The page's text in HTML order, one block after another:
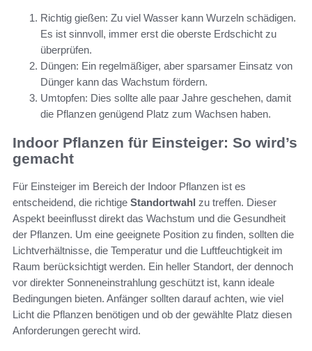
Richtig gießen: Zu viel Wasser kann Wurzeln schädigen.
Es ist sinnvoll, immer erst die oberste Erdschicht zu
überprüfen.
Düngen: Ein regelmäßiger, aber sparsamer Einsatz von
Dünger kann das Wachstum fördern.
Umtopfen: Dies sollte alle paar Jahre geschehen, damit
die Pflanzen genügend Platz zum Wachsen haben.
Indoor Pflanzen für Einsteiger: So wird’s
gemacht
Für Einsteiger im Bereich der Indoor Pflanzen ist es
entscheidend, die richtige Standortwahl zu treffen. Dieser
Aspekt beeinflusst direkt das Wachstum und die Gesundheit
der Pflanzen. Um eine geeignete Position zu finden, sollten die
Lichtverhältnisse, die Temperatur und die Luftfeuchtigkeit im
Raum berücksichtigt werden. Ein heller Standort, der dennoch
vor direkter Sonneneinstrahlung geschützt ist, kann ideale
Bedingungen bieten. Anfänger sollten darauf achten, wie viel
Licht die Pflanzen benötigen und ob der gewählte Platz diesen
Anforderungen gerecht wird.